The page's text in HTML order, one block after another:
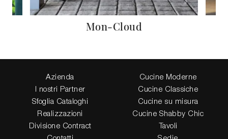
Mon-Cloud
Azienda
I nostri Partner
Sfoglia Cataloghi
Realizzazioni
Divisione Contract
Cucine Moderne
Cucine Classiche
Cucine su misura
Cucine Shabby Chic
Tavoli